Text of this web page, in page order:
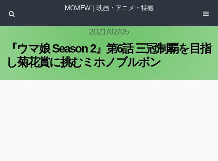
MOVIEW｜映画・アニメ・特撮
2021/02/05
『ウマ娘 Season 2』第6話 三冠制覇を目指
し菊花賞に挑むミホノブルボン